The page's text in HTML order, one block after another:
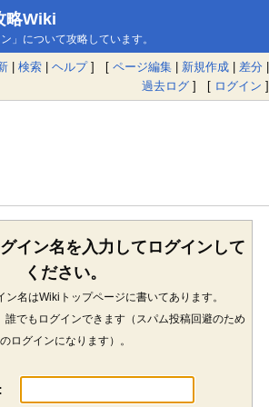
略Wiki
」について攻略しています。
| 検索 | ヘルプ] [ ページ編集 | 新規作成 | 差分 |
過去ログ ] [ ログイン ]
イン名を入力してログインして
ください。
ン名はWikiトップページに書いてあります。
誰でもログインできます（スパム投稿回避のため
のログインになります）。